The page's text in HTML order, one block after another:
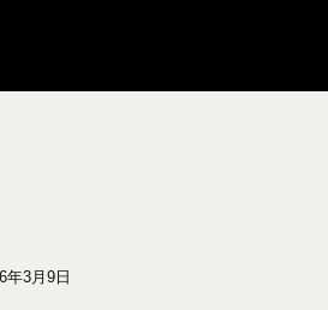
年3月9日